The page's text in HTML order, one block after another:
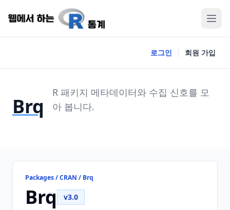
로그인 회원 가입
Brq
R 패키지 메타데이터와 수집 신호를 모
아 봅니다.
Packages / CRAN / Brq
Brq v3.0